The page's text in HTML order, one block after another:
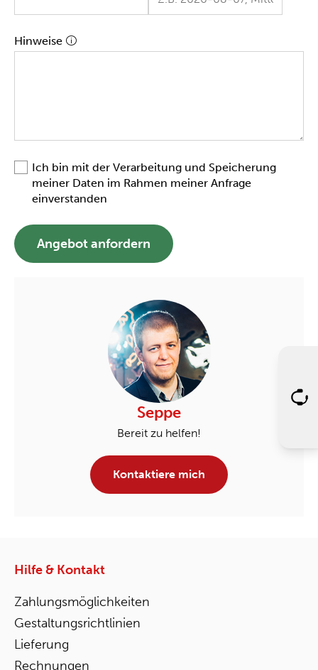
Hinweise
Ich bin mit der Verarbeitung und Speicherung
meiner Daten im Rahmen meiner Anfrage
einverstanden
Angebot anfordern
Seppe
Bereit zu helfen!
Kontaktiere mich
Hilfe & Kontakt
Zahlungsmöglichkeiten
Gestaltungsrichtlinien
Lieferung
Rechnungen